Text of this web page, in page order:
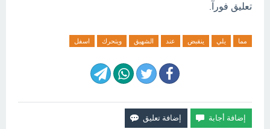
تعليق فورآ.
مما يلي ينقبض عند الشهيق ويتحرك اسفل